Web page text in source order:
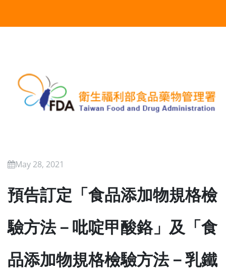
May 28, 2021
預告訂定「食品添加物規格檢
驗方法－吡啶甲酸鉻」及「食
品添加物規格檢驗方法－乳鐵